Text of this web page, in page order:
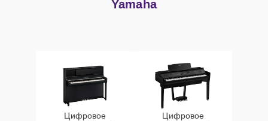
Yamaha
Цифровое
Цифровое